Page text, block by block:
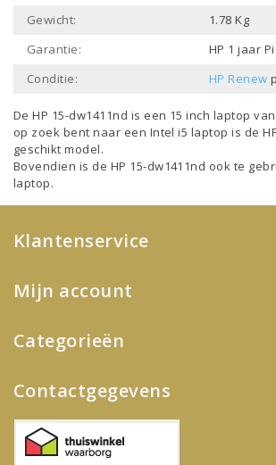
Gewicht:
1.78 Kg
Garantie:
HP 1 jaar
Conditie:
HP Renew
De HP 15-dw1411nd is een 15 inch laptop
op zoek bent naar een Intel i5 laptopis de
geschikt model.
Bovendien is de HP 15-dw1411nd ook te
laptop.
Klantenservice
Mijn account
Categorieën
Contactgegevens